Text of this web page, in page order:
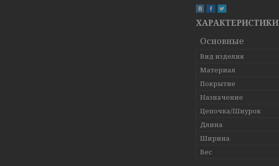
ХАРАКТЕРИСТИКИ
Основные
Вид изделия
Материал
Покрытие
Назначение
Цепочка/Шнурок
Длина
Ширина
Вес